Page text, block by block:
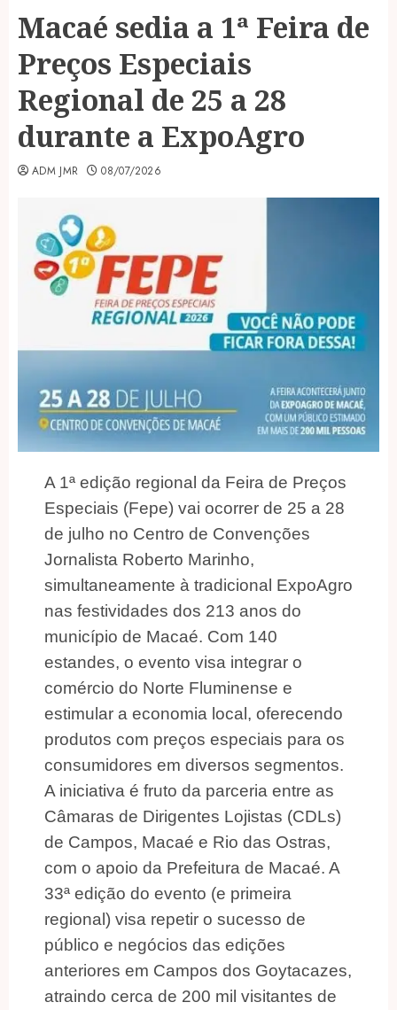
Macaé sedia a 1ª Feira de
Preços Especiais
Regional de 25 a 28
durante a ExpoAgro
ADM JMR 08/07/2026
A 1ª edição regional da Feira de Preços
Especiais (Fepe) vai ocorrer de 25 a 28
de julho no Centro de Convenções
Jornalista Roberto Marinho,
simultaneamente à tradicional ExpoAgro
nas festividades dos 213 anos do
município de Macaé. Com 140
estandes, o evento visa integrar o
comércio do Norte Fluminense e
estimular a economia local, oferecendo
produtos com preços especiais para os
consumidores em diversos segmentos.
A iniciativa é fruto da parceria entre as
Câmaras de Dirigentes Lojistas (CDLs)
de Campos, Macaé e Rio das Ostras,
com o apoio da Prefeitura de Macaé. A
33ª edição do evento (e primeira
regional) visa repetir o sucesso de
público e negócios das edições
anteriores em Campos dos Goytacazes,
atraindo cerca de 200 mil visitantes de